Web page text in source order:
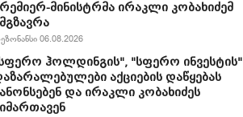
მინისტრმა ირაკლი კობახიძემ
06.08.2026
ჰოლდინგის", "სფერო ინვესტის"
აქციების დაწყებას
და ირაკლი კობახიძეს